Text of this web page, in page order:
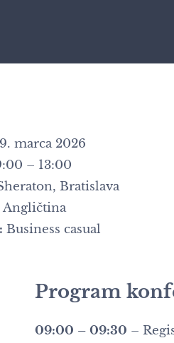
marca 2026
– 13:00
Bratislava
Angličtina
Business casual
Program
09:00 – 09:30 –